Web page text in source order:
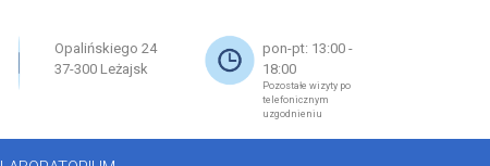
Opalińskiego 24
37-300 Leżajsk
pon-pt: 13:00 -
18:00
Pozostałe wizyty po
telefonicznym
uzgodnieniu